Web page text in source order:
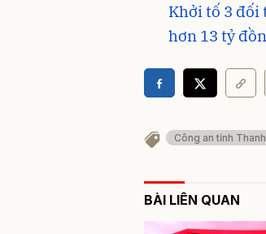
Khởi tố 3 đối
hơn 13 tỷ
Công an tỉnh
BÀI LIÊN QUAN